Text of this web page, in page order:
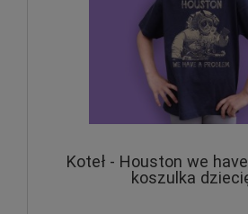
Koteł - Houston we
koszulka